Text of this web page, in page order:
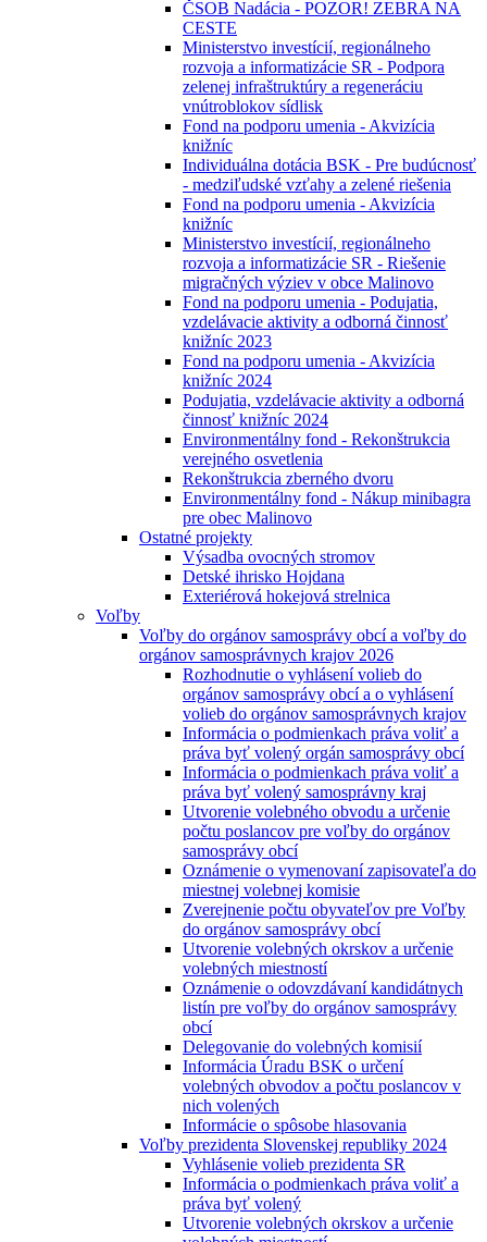
ČSOB Nadácia - POZOR! ZEBRA NA
CESTE
Ministerstvo investícií, regionálneho
rozvoja a informatizácie SR - Podpora
zelenej infraštruktúry a regeneráciu
vnútroblokov sídlisk
Fond na podporu umenia - Akvizícia
knižníc
Individuálna dotácia BSK - Pre budúcnosť
- medziľudské vzťahy a zelené riešenia
Fond na podporu umenia - Akvizícia
knižníc
Ministerstvo investícií, regionálneho
rozvoja a informatizácie SR - Riešenie
migračných výziev v obce Malinovo
Fond na podporu umenia - Podujatia,
vzdelávacie aktivity a odborná činnosť
knižníc 2023
Fond na podporu umenia - Akvizícia
knižníc 2024
Podujatia, vzdelávacie aktivity a odborná
činnosť knižníc 2024
Environmentálny fond - Rekonštrukcia
verejného osvetlenia
Rekonštrukcia zberného dvoru
Environmentálny fond - Nákup minibagra
pre obec Malinovo
Ostatné projekty
Výsadba ovocných stromov
Detské ihrisko Hojdana
Exteriérová hokejová strelnica
Voľby
Voľby do orgánov samosprávy obcí a voľby do
orgánov samosprávnych krajov 2026
Rozhodnutie o vyhlásení volieb do
orgánov samosprávy obcí a o vyhlásení
volieb do orgánov samosprávnych krajov
Informácia o podmienkach práva voliť a
práva byť volený orgán samosprávy obcí
Informácia o podmienkach práva voliť a
práva byť volený samosprávny kraj
Utvorenie volebného obvodu a určenie
počtu poslancov pre voľby do orgánov
samosprávy obcí
Oznámenie o vymenovaní zapisovateľa do
miestnej volebnej komisie
Zverejnenie počtu obyvateľov pre Voľby
do orgánov samosprávy obcí
Utvorenie volebných okrskov a určenie
volebných miestností
Oznámenie o odovzdávaní kandidátnych
listín pre voľby do orgánov samosprávy
obcí
Delegovanie do volebných komisií
Informácia Úradu BSK o určení
volebných obvodov a počtu poslancov v
nich volených
Informácie o spôsobe hlasovania
Voľby prezidenta Slovenskej republiky 2024
Vyhlásenie volieb prezidenta SR
Informácia o podmienkach práva voliť a
práva byť volený
Utvorenie volebných okrskov a určenie